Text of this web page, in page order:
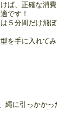
ば、正確な消
です！
５分間だけ飛
を手に入れて
縄に引っかか